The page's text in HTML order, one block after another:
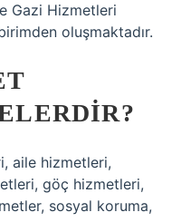
Gazi Hizmetleri
oluşmaktadır.
aile hizmetleri,
göç hizmetleri,
sosyal koruma,